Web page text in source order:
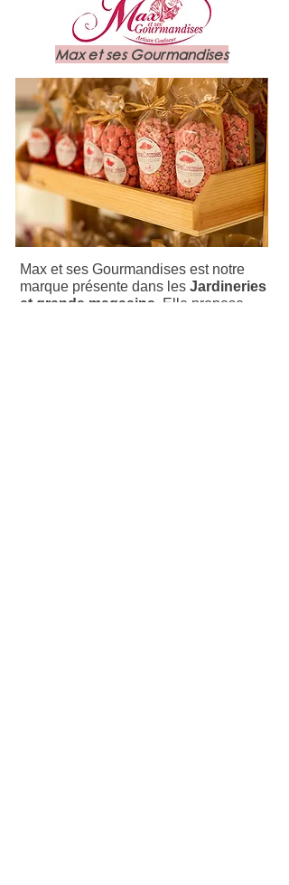
Max et ses Gourmandises
Max et ses Gourmandises est notre
marque présente dans les Jardineries
et grands magasins . Elle propose